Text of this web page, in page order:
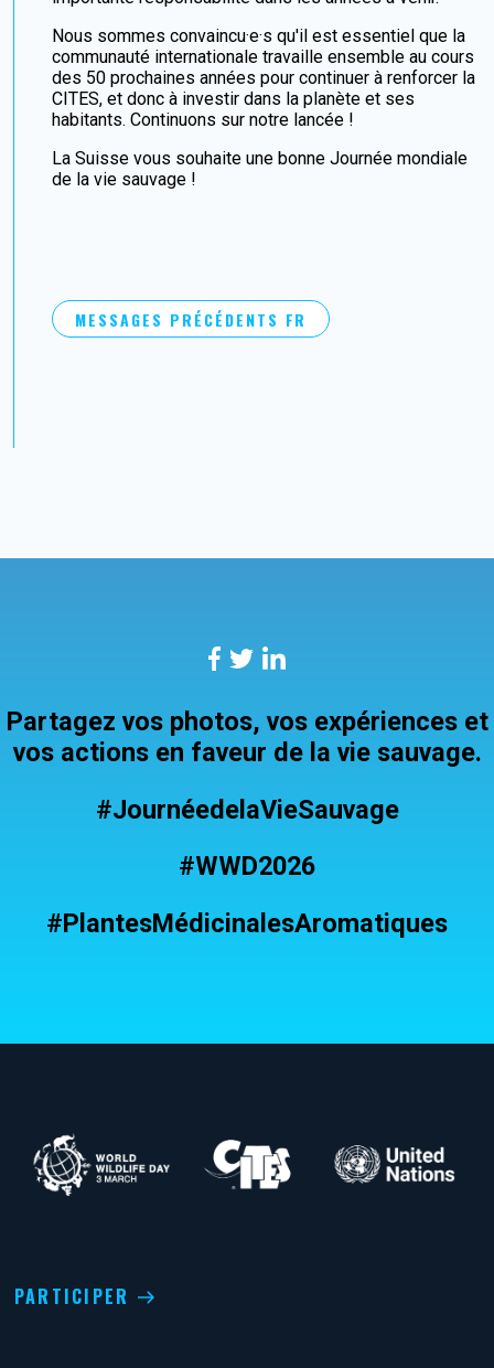
Nous sommes convaincu·e·s qu'il est essentiel que la
communauté internationale travaille ensemble au cours
des 50 prochaines années pour continuer à renforcer la
CITES, et donc à investir dans la planète et ses
habitants. Continuons sur notre lancée !
La Suisse vous souhaite une bonne Journée mondiale
de la vie sauvage !
MESSAGES PRÉCÉDENTS FR
Partagez vos photos, vos expériences et
vos actions en faveur de la vie sauvage.
#JournéedelaVieSauvage
#WWD2026
#PlantesMédicinalesAromatiques
PARTICIPER